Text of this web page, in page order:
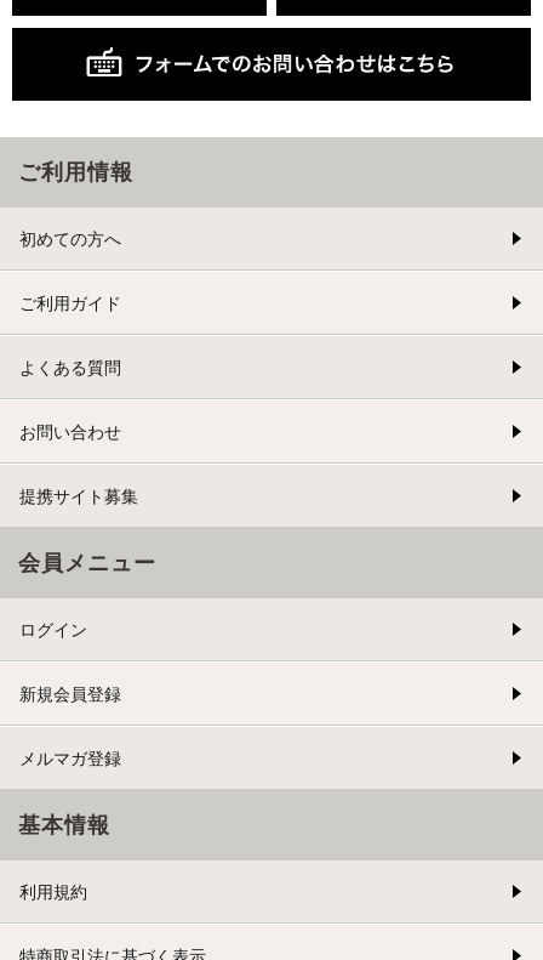
ご利用情報
初めての方へ
ご利用ガイド
よくある質問
お問い合わせ
提携サイト募集
会員メニュー
ログイン
新規会員登録
メルマガ登録
基本情報
利用規約